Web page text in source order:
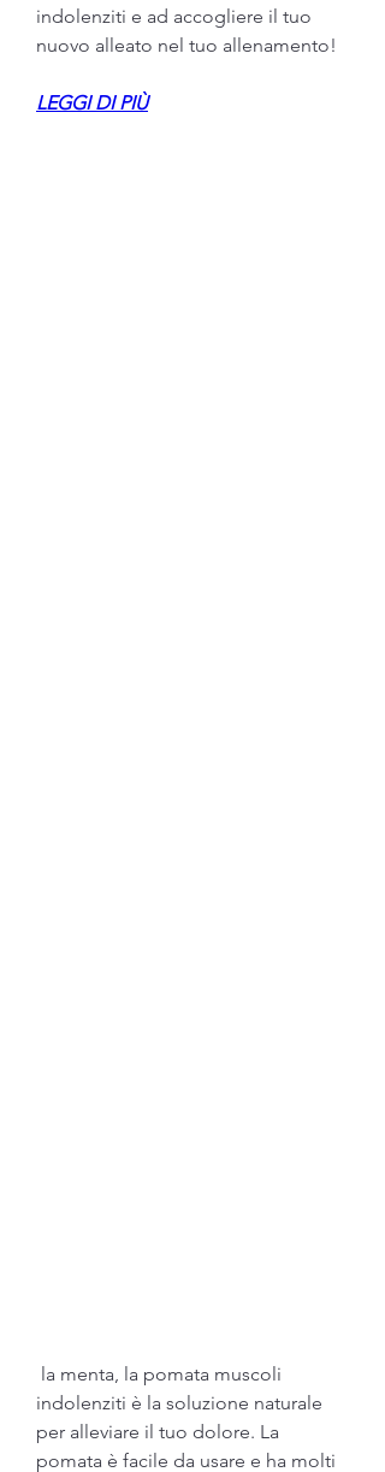
indolenziti e ad accogliere il tuo
nuovo alleato nel tuo allenamento!
LEGGI DI PIÙ
indolenziti è la soluzione naturale
per alleviare il tuo dolore. La
pomata è facile da usare e ha molti